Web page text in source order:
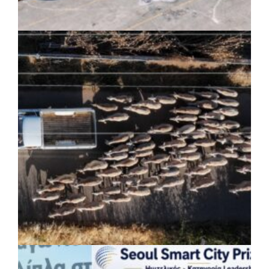
ΚΟΙΝΩΝΙΑ | 07/08/2026 · 17:08
HYMETTUS WATER GRID: «Έξυπνο»
δίκτυο προστασίας των υδατοδεξαμενών
στον Υμηττό
ΡΕΠΟΡΤΑΖ 07/08/2026 · 16:59